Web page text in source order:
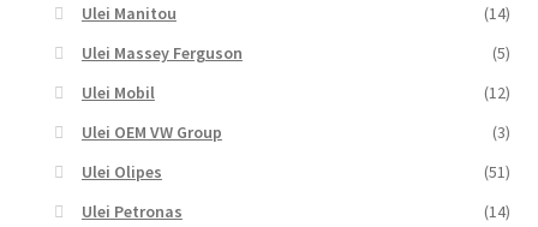
Ulei Manitou
(14)
Ulei Massey Ferguson
(5)
Ulei Mobil
(12)
Ulei OEM VW Group
(3)
Ulei Olipes
(51)
Ulei Petronas
(14)